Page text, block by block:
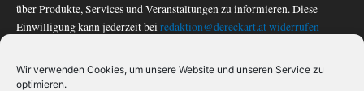
Wir verwenden Cookies, um unsere Website und unseren Service zu
optimieren.
über Produkte, Services und Veranstaltungen zu informieren. Diese
Einwilligung kann jederzeit bei redaktion@dereckart.atwiderrufen
Datenschutzerklärung